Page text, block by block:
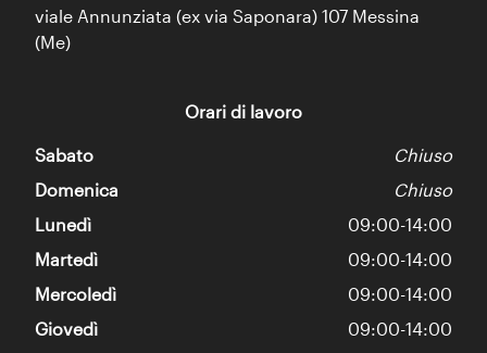
viale Annunziata (ex via Saponara) 107 Messina
(Me)
Orari di lavoro
Sabato
Chiuso
Domenica
Chiuso
Lunedì
09:00-14:00
Martedì
09:00-14:00
Mercoledì
09:00-14:00
Giovedì
09:00-14:00